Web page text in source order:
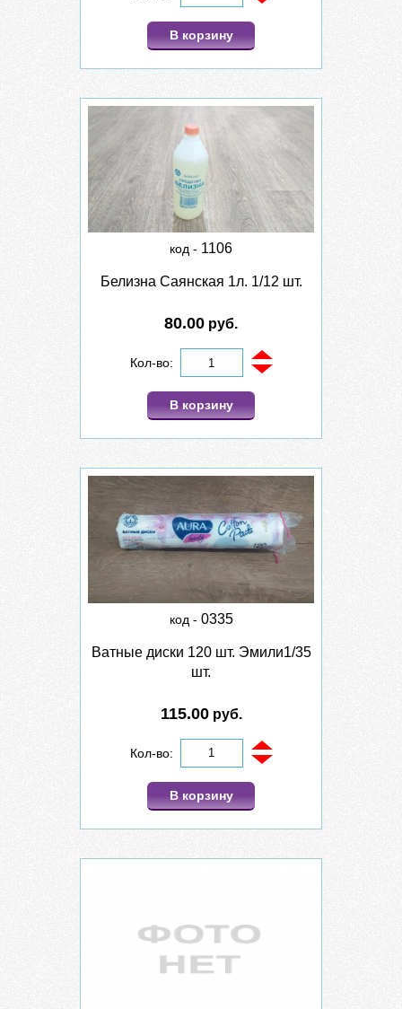
В корзину
код - 1106
Белизна Саянская 1л. 1/12 шт.
80.00 руб.
Кол-во:
В корзину
код - 0335
Ватные диски 120 шт. Эмили1/35
шт.
115.00руб.
Кол-во:
В корзину